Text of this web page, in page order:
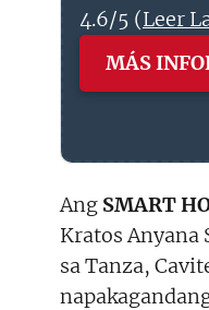
4.6/5 (Leer
MÁS
Ang SMART
Kratos Anyana
sa Tanza,